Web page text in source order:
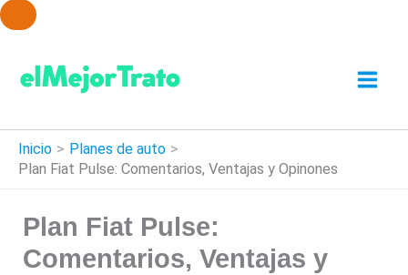
contenido
Inicio
Planes de auto
Plan Fiat Pulse: Comentarios, Ventajas y Opinones
Plan Fiat Pulse:
Comentarios, Ventajas y